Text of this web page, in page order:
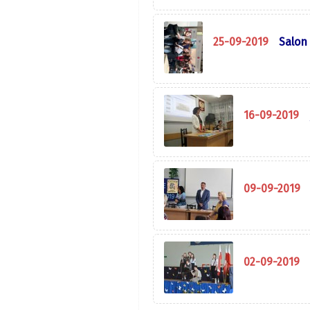
25-09-2019
16-09-2019
09-09-2019
02-09-2019